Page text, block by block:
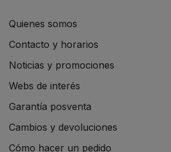
Quienes somos
Contacto y horarios
Noticias y promociones
Webs de interés
Garantía posventa
Cambios y devoluciones
Cómo hacer un pedido